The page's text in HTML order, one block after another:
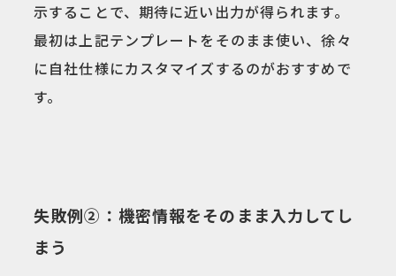
示することで、期待に近い出力が得られます。
最初は上記テンプレートをそのまま使い、徐々
に自社仕様にカスタマイズするのがおすすめで
す。
失敗例②：機密情報をそのまま入力してし
まう